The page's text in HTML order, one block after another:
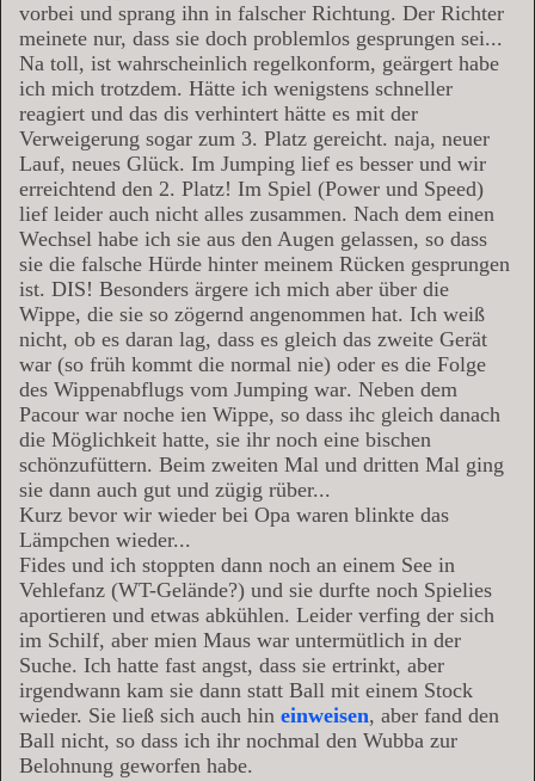
vorbei und sprang ihn in falscher Richtung. Der Richter
meinete nur, dass sie doch problemlos gesprungen sei...
Na toll, ist wahrscheinlich regelkonform, geärgert habe
ich mich trotzdem. Hätte ich wenigstens schneller
reagiert und das dis verhintert hätte es mit der
Verweigerung sogar zum 3. Platz gereicht. naja, neuer
Lauf, neues Glück. Im Jumping lief es besser und wir
erreichtend den 2. Platz! Im Spiel (Power und Speed)
lief leider auch nicht alles zusammen. Nach dem einen
Wechsel habe ich sie aus den Augen gelassen, so dass
sie die falsche Hürde hinter meinem Rücken gesprungen
ist. DIS! Besonders ärgere ich mich aber über die
Wippe, die sie so zögernd angenommen hat. Ich weiß
nicht, ob es daran lag, dass es gleich das zweite Gerät
war (so früh kommt die normal nie) oder es die Folge
des Wippenabflugs vom Jumping war. Neben dem
Pacour war noche ien Wippe, so dass ihc gleich danach
die Möglichkeit hatte, sie ihr noch eine bischen
schönzufüttern. Beim zweiten Mal und dritten Mal ging
sie dann auch gut und zügig rüber...
Kurz bevor wir wieder bei Opa waren blinkte das
Lämpchen wieder...
Fides und ich stoppten dann noch an einem See in
Vehlefanz (WT-Gelände?) und sie durfte noch Spielies
aportieren und etwas abkühlen. Leider verfing der sich
im Schilf, aber mien Maus war untermütlich in der
Suche. Ich hatte fast angst, dass sie ertrinkt, aber
irgendwann kam sie dann statt Ball mit einem Stock
wieder. Sie ließ sich auch hin einweisen, aber fand den
Ball nicht, so dass ich ihr nochmal den Wubba zur
Belohnung geworfen habe.